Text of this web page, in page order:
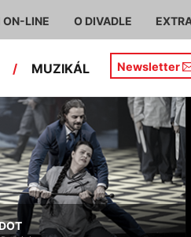
ON-LINE O DIVADLE
/ MUZIKÁL Newsletter